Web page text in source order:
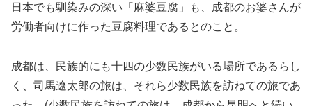
日本でも馴染みの深い「麻婆豆腐」も、成都のお婆さんが
労働者向けに作った豆腐料理であるとのこと。
成都は、民族的にも十四の少数民族がいる場所であるらし
く、司馬遼太郎の旅は、それら少数民族を訪ねての旅であ